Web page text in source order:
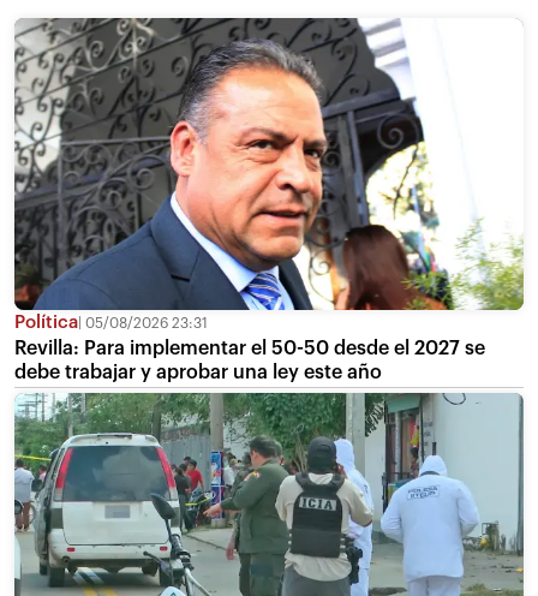
Política 05/08/2026 23:31
Revilla: Para implementar el 50-50 desde el 2027 se
debe trabajar y aprobar una ley este año